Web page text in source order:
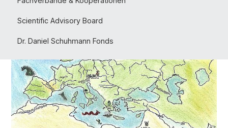
Scientific Advisory Board
Dr. Daniel Schuhmann Fonds